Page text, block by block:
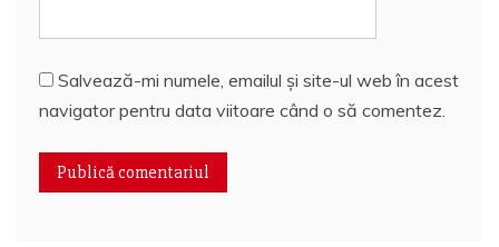
Salvează-mi numele, emailul și site-ul web în acest
navigator pentru data viitoare când o să comentez.